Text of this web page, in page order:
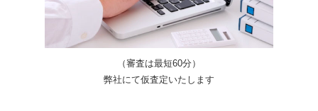
（審査は最短60分）
弊社にて仮査定いたします